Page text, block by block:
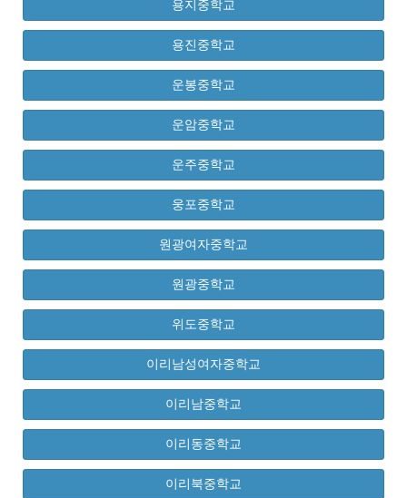
용지중학교
용진중학교
운봉중학교
운암중학교
운주중학교
웅포중학교
원광여자중학교
원광중학교
위도중학교
이리남성여자중학교
이리남중학교
이리동중학교
이리북중학교